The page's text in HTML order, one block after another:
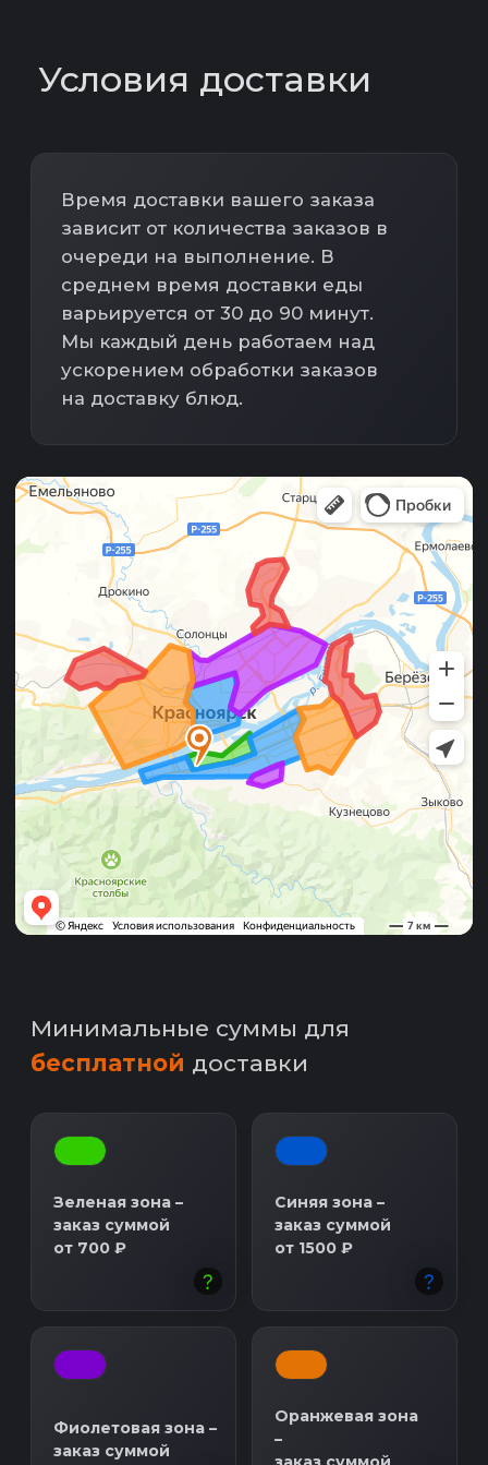
наличными
Банковский
перевод
Большие порции
Наслаждайтесь огромными порциями
кулинарных шедевров! Будьте уверены,
наших порций хватит на всю семью!
сбалансировано, чтобы каждый кусочек
нежно таял во рту!
друзей вкусным ужином, а мы вам в
этом поможем по самым выгодным
Почему нас
выбирают
Отзывы